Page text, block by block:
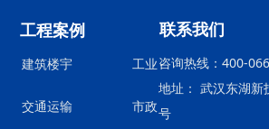
联系我们
咨询热线：400-
地址： 武汉东湖新
号
建筑楼宇
交通运输
工业
市政
工程案例